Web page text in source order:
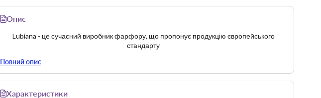
Опис
Lubiana - це сучасний виробник фарфору, що пропонує продукцію європейського
стандарту
Повний опис
Характеристики